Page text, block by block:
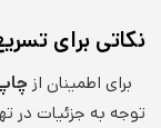
نکاتی برای
برای اطمینان از
توجه به جزئیات در